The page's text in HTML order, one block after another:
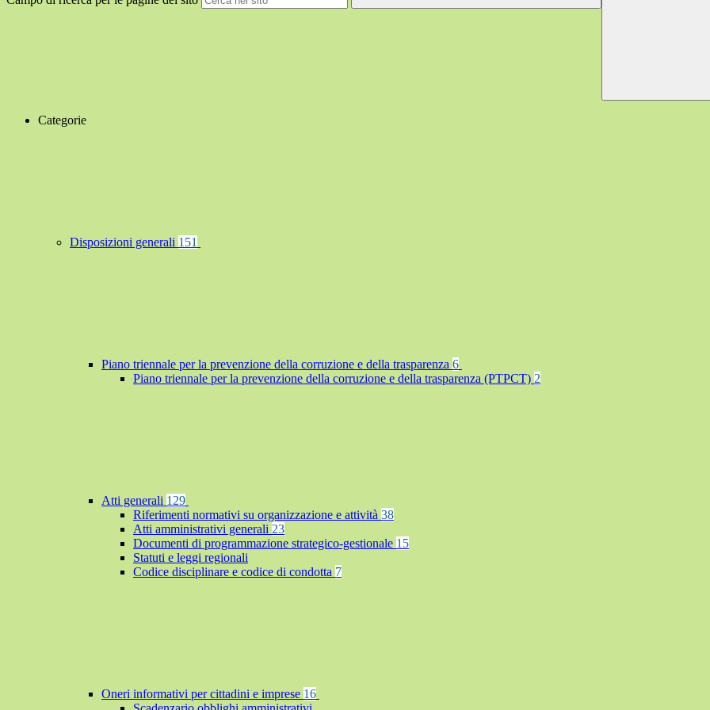
Categorie
Disposizioni generali 151
Piano triennale per la prevenzione della corruzione e della trasparenza 6
Piano triennale per la prevenzione della corruzione e della trasparenza (PTPCT) 2
Atti generali 129
Riferimenti normativi su organizzazione e attività 38
Atti amministrativi generali 23
Documenti di programmazione strategico-gestionale 15
Statuti e leggi regionali
Codice disciplinare e codice di condotta 7
Oneri informativi per cittadini e imprese 16